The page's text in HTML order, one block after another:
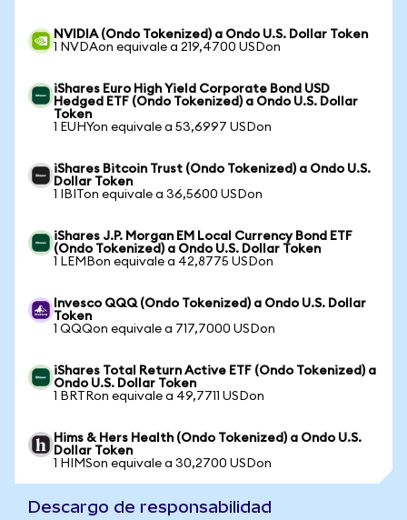
NVIDIA (Ondo Tokenized) a Ondo U.S. Dollar Token
1 NVDAon equivale a 219,4700 USDon
iShares Euro High Yield Corporate Bond USD
Hedged ETF (Ondo Tokenized) a Ondo U.S. Dollar
Token
1 EUHYon equivale a 53,6997 USDon
iShares Bitcoin Trust (Ondo Tokenized) a Ondo U.S.
Dollar Token
1 IBITon equivale a 36,5600 USDon
iShares J.P. Morgan EM Local Currency Bond ETF
(Ondo Tokenized) a Ondo U.S. Dollar Token
1 LEMBon equivale a 42,8775 USDon
Invesco QQQ (Ondo Tokenized) a Ondo U.S. Dollar
Token
1 QQQon equivale a 717,7000 USDon
iShares Total Return Active ETF (Ondo Tokenized) a
Ondo U.S. Dollar Token
1 BRTRon equivale a 49,7711 USDon
Hims & Hers Health (Ondo Tokenized) a Ondo U.S.
Dollar Token
1 HIMSon equivale a 30,2700 USDon
Descargo de responsabilidad